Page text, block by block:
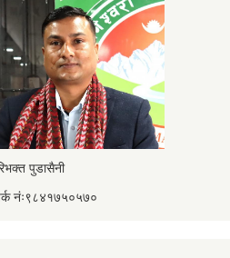
पुडासैनी
नंः९८४१७५०५७०